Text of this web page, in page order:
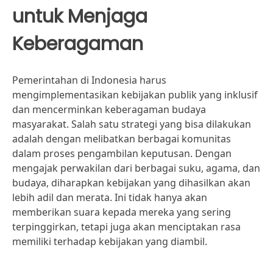
untuk Menjaga
Keberagaman
Pemerintahan di Indonesia harus
mengimplementasikan kebijakan publik yang inklusif
dan mencerminkan keberagaman budaya
masyarakat. Salah satu strategi yang bisa dilakukan
adalah dengan melibatkan berbagai komunitas
dalam proses pengambilan keputusan. Dengan
mengajak perwakilan dari berbagai suku, agama, dan
budaya, diharapkan kebijakan yang dihasilkan akan
lebih adil dan merata. Ini tidak hanya akan
memberikan suara kepada mereka yang sering
terpinggirkan, tetapi juga akan menciptakan rasa
memiliki terhadap kebijakan yang diambil.